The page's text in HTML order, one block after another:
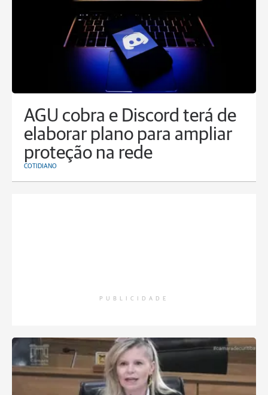
AGU cobra e Discord terá de
elaborar plano para ampliar
proteção na rede
COTIDIANO
PUBLICIDADE